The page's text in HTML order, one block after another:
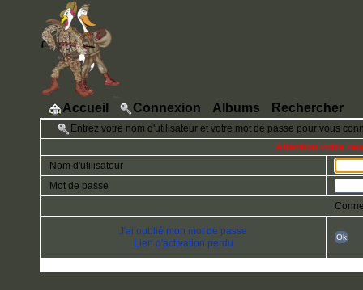
Accueil Connexion Albums Rechercher
Entrez votre nom d'utilisateur et votre mot de passe pour vous
Attention votre
Nom d'utilisateur
Mot de passe
J'ai oublié mon mot de passe
Lien d'activation perdu
Ok